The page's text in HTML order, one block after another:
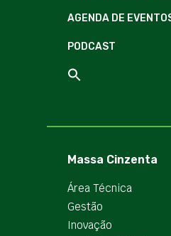
AGENDA DE
PODCAST
Massa Cinzenta
Área Técnica
Gestão
Inovação